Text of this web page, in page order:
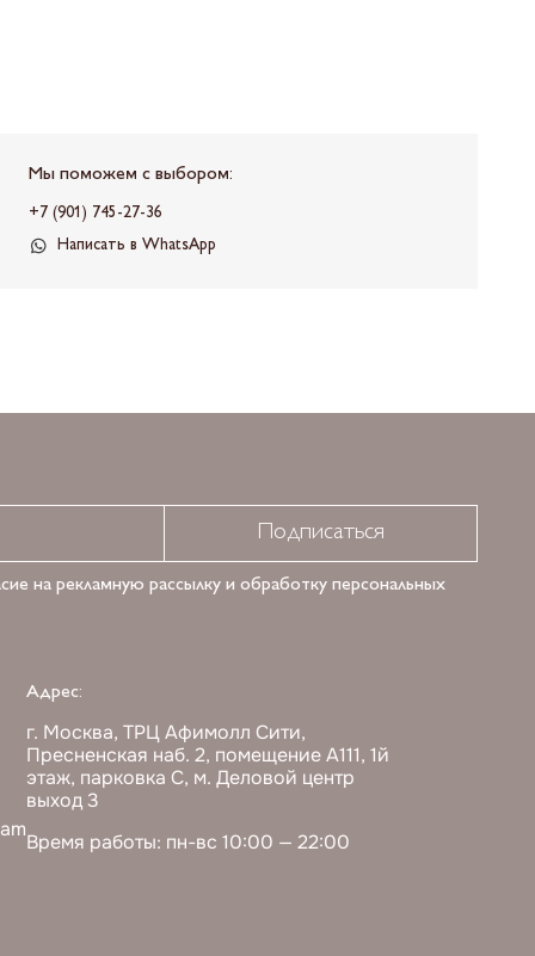
Мы поможем с выбором:
+7 (901) 745-27-36
Написать в WhatsApp
Подписаться
на рекламную рассылку и обработку персональных
Адрес:
г. Москва, ТРЦ Афимолл Сити,
Пресненская наб. 2, помещение А111, 1й
этаж, парковка С, м. Деловой центр
выход 3
Время работы: пн-вс 10:00 — 22:00